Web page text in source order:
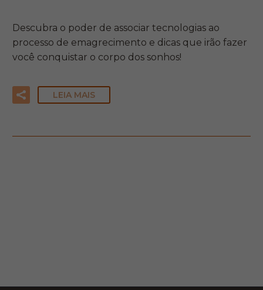
Descubra o poder de associar tecnologias ao
processo de emagrecimento e dicas que irão fazer
você conquistar o corpo dos sonhos!
LEIA MAIS